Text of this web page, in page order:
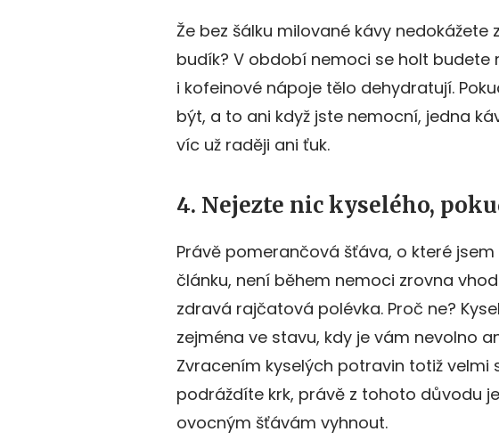
Že bez šálku milované kávy
budík? V období nemoci se holt budete
i kofeinové nápoje tělo dehydratují.
být, a to ani když jste nemocní, jedna
víc už raději ani ťuk.
4. Nejezte nic kyselého,
Právě pomerančová šťáva, o které
článku, není během nemoci zrovna
zdravá rajčatová polévka. Proč ne?
zejména ve stavu, kdy je vám nevolno
Zvracením kyselých potravin totiž velmi
podráždíte krk, právě z tohoto důvodu
ovocným šťávám vyhnout.